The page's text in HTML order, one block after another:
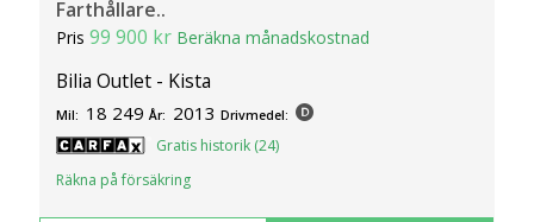
Farthållare..
Pris99 900 kr Beräkna månadskostnad
Bilia Outlet - Kista
Mil: 18 249 År: 2013 Drivmedel:
Gratis historik (24)
Räkna på försäkring